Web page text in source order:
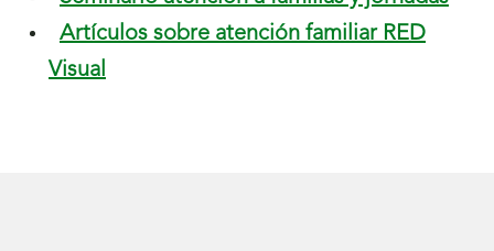
Artículos sobre atención familiar RED
Visual